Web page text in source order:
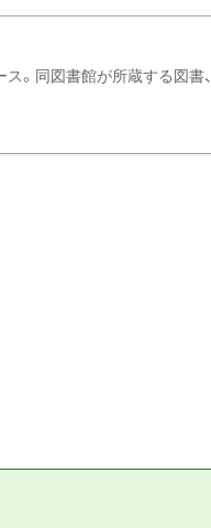
。同図書館が所蔵する図書